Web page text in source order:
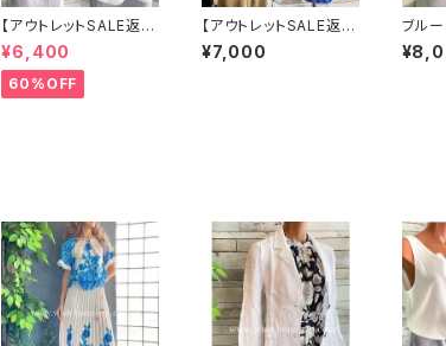
【アウトレットSALE返品
交換不可8/20まで】イ
タリア製 CASADEILU
CA ITALY｜前フリル＆
BIGフリルトップス /ホワ
¥6,400
60%OFF
【アウトレットSALE返品
交換不可8/20まで】イ
タリア製シャツ・ブラウ
¥7,000
ブル
メーシ
ポート